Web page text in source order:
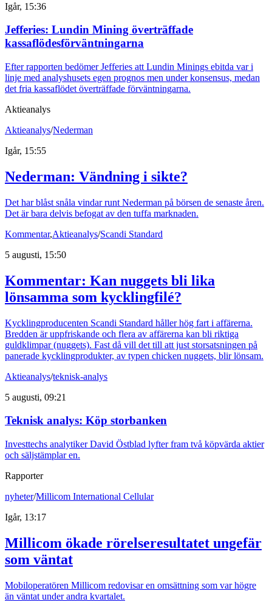
Igår, 15:36
Jefferies: Lundin Mining överträffade
kassaflödesförväntningarna
Efter rapporten bedömer Jefferies att Lundin Minings ebitda var i
linje med analyshusets egen prognos men under konsensus, medan
det fria kassaflödet överträffade förväntningarna.
Aktieanalys
Aktieanalys/Nederman
Igår, 15:55
Nederman: Vändning i sikte?
Det har blåst snåla vindar runt Nederman på börsen de senaste åren.
Det är bara delvis befogat av den tuffa marknaden.
Kommentar,Aktieanalys/Scandi Standard
5 augusti, 15:50
Kommentar: Kan nuggets bli lika
lönsamma som kycklingfilé?
Kycklingproducenten Scandi Standard håller hög fart i affärerna.
Bredden är uppfriskande och flera av affärerna kan bli riktiga
guldklimpar (nuggets). Fast då vill det till att just storsatsningen på
panerade kycklingprodukter, av typen chicken nuggets, blir lönsam.
Aktieanalys/teknisk-analys
5 augusti, 09:21
Teknisk analys: Köp storbanken
Investtechs analytiker David Östblad lyfter fram två köpvärda aktier
och säljstämplar en.
Rapporter
nyheter/Millicom International Cellular
Igår, 13:17
Millicom ökade rörelseresultatet ungefär
som väntat
Mobiloperatören Millicom redovisar en omsättning som var högre
än väntat under andra kvartalet.